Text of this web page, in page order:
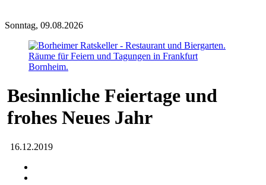
Sonntag, 09.08.2026
Besinnliche Feiertage und
frohes Neues Jahr
16.12.2019